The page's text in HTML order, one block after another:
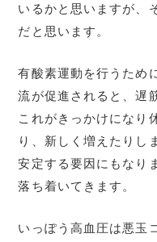
いるかと思いますが、
だと思います。
有酸素運動を行うため
流が促進されると、遅
これがきっかけになり
り、新しく増えたりし
安定する要因にもなり
落ち着いてきます。
いっぽう高血圧は悪玉